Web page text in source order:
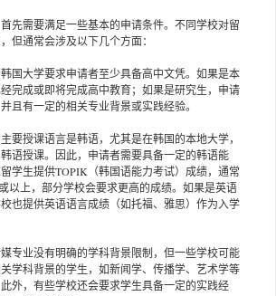
先需要满足一些基本的申请条件。不同学校对留
但通常会涉及以下几个方面：
国大学要求申请者至少具备高中文凭。如果是本
完成或即将完成高中教育；如果是研究生，申请
且有一定的相关专业背景或实践经验。
要授课语言是韩语，尤其是在韩国的本地大学，
语授课。因此，申请者需要具备一定的韩语能
学生提供TOPIK（韩国语能力考试）成绩，通常
以上，部分学校会要求更高的成绩。如果是英语
也提供英语语言成绩（如托福、雅思）作为入学
专业没有明确的学科背景限制，但一些学校可能
学科背景的学生，如新闻学、传播学、艺术学等
外，有些学校还会要求学生具备一定的实践经